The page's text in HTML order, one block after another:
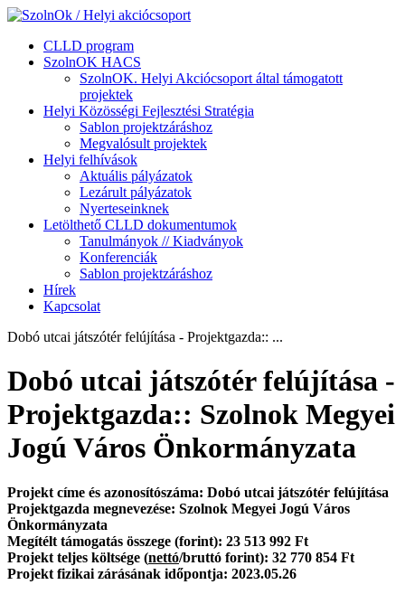
CLLD program
SzolnOK HACS
SzolnOK. Helyi Akciócsoport által támogatott
projektek
Helyi Közösségi Fejlesztési Stratégia
Sablon projektzáráshoz
Megvalósult projektek
Helyi felhívások
Aktuális pályázatok
Lezárult pályázatok
Nyerteseinknek
Letölthető CLLD dokumentumok
Tanulmányok // Kiadványok
Konferenciák
Sablon projektzáráshoz
Hírek
Kapcsolat
Dobó utcai játszótér felújítása - Projektgazda:: ...
Dobó utcai játszótér felújítása -
Projektgazda:: Szolnok Megyei
Jogú Város Önkormányzata
Projekt címe és azonosítószáma: Dobó utcai játszótér felújítása
Projektgazda megnevezése: Szolnok Megyei Jogú Város
Önkormányzata
Megítélt támogatás összege (forint): 23 513 992 Ft
Projekt teljes költsége (nettó/bruttó forint): 32 770 854 Ft
Projekt fizikai zárásának időpontja: 2023.05.26